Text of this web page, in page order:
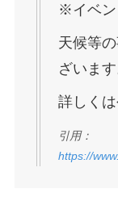
※イベン
天候等
ざいます
詳しく
引用：
https://